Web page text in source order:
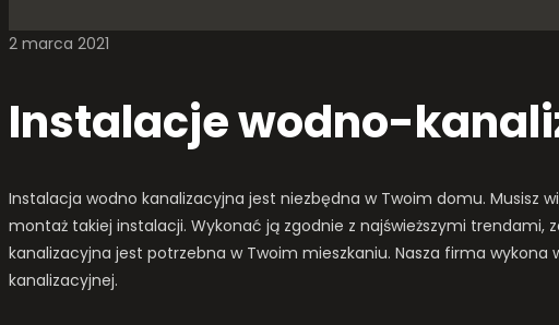
2 marca 2021
Instalacje wodno-
Instalacja wodno kanalizacyjna jest niezbędna w Twoim domu. Musisz
montaż takiej instalacji. Wykonać ją zgodnie z najświeższymi trendami,
kanalizacyjna jest potrzebna w Twoim mieszkaniu. Nasza firma
kanalizacyjnej.